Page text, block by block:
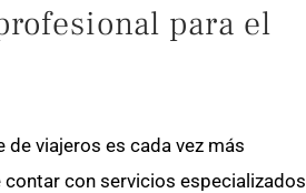
para el
viajeros es cada vez más
con servicios especializados